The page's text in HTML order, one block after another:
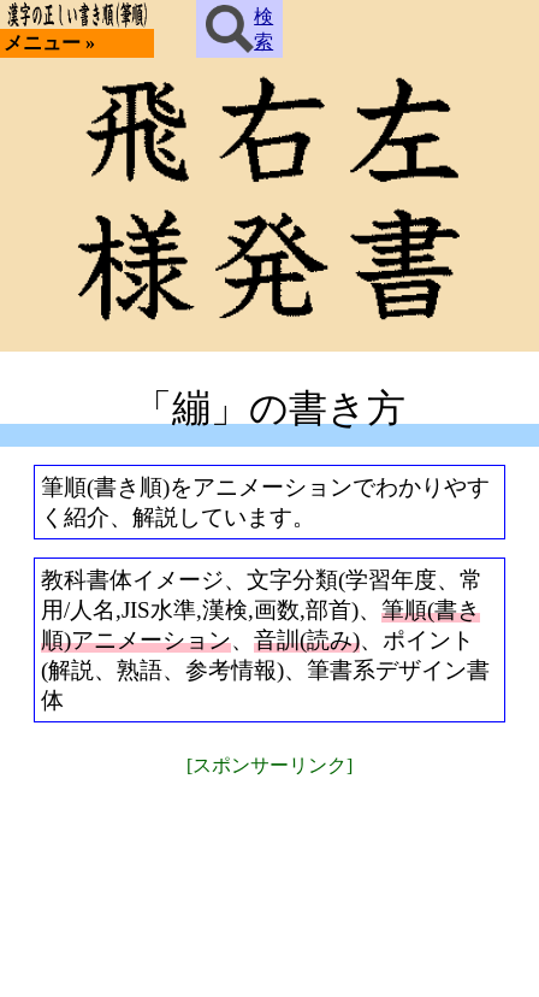
メニュー »
検
索
「繃」の書き方
筆順(書き順)をアニメーションでわかりやす
く紹介、解説しています。
教科書体イメージ、文字分類(学習年度、常
用/人名,JIS水準,漢検,画数,部首)、 筆順(書き
順)アニメーション、 音訓(読み)、ポイント
(解説、熟語、参考情報)、筆書系デザイン書
体
[スポンサーリンク]